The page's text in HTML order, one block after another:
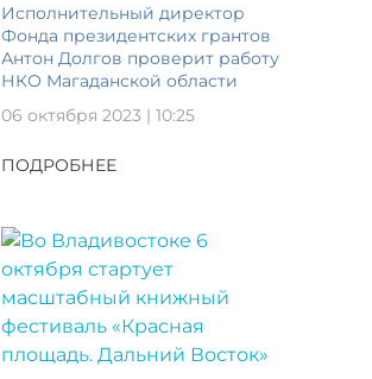
Исполнительный директор
Фонда президентских грантов
Антон Долгов проверит работу
НКО Магаданской области
06 октября 2023 | 10:25
ПОДРОБНЕЕ